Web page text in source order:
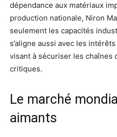
dépendance aux matériaux
production nationale, Niron
seulement les capacités
s’aligne aussi avec les
visant à sécuriser les chaînes
critiques.
Le marché
aimants